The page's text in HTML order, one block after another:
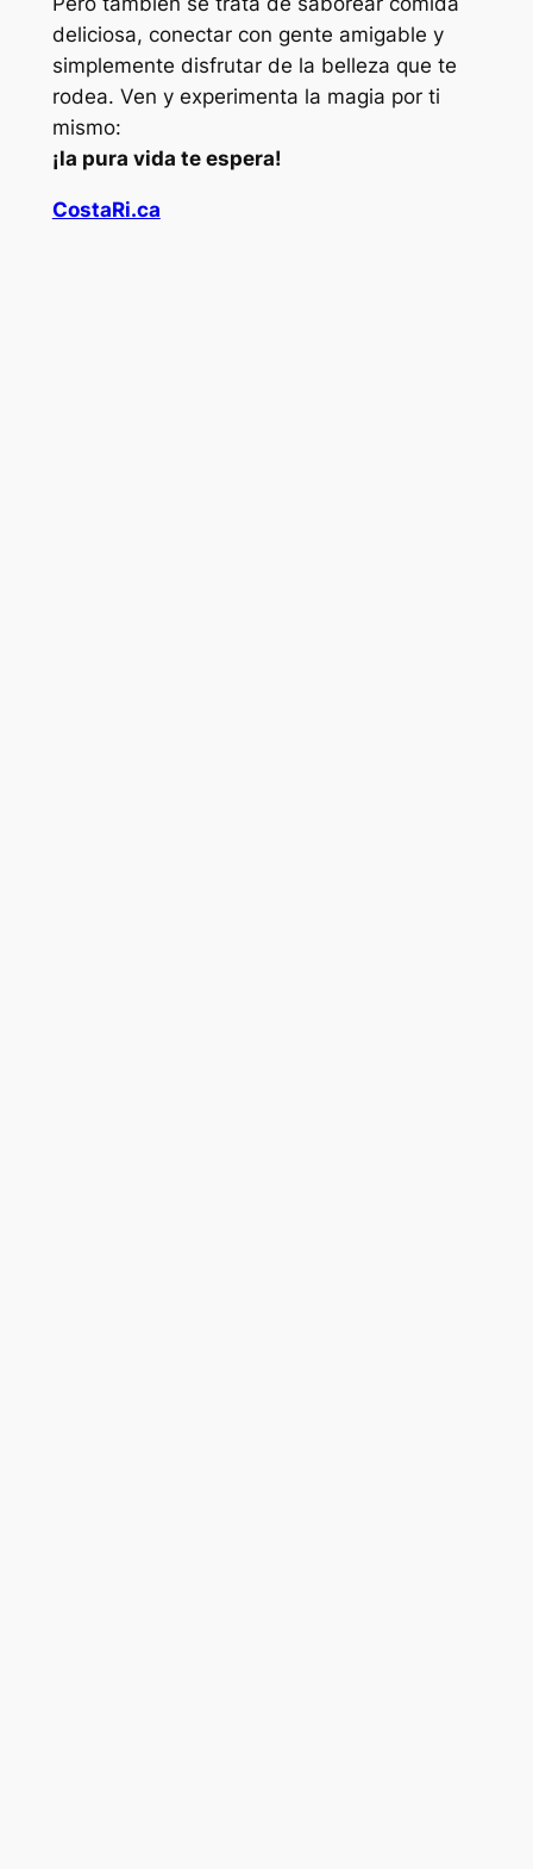
deliciosa, conectar con gente amigable y
simplemente disfrutar de la belleza que te
rodea. Ven y experimenta la magia por ti
mismo:
¡la pura vida te espera!
CostaRi.ca